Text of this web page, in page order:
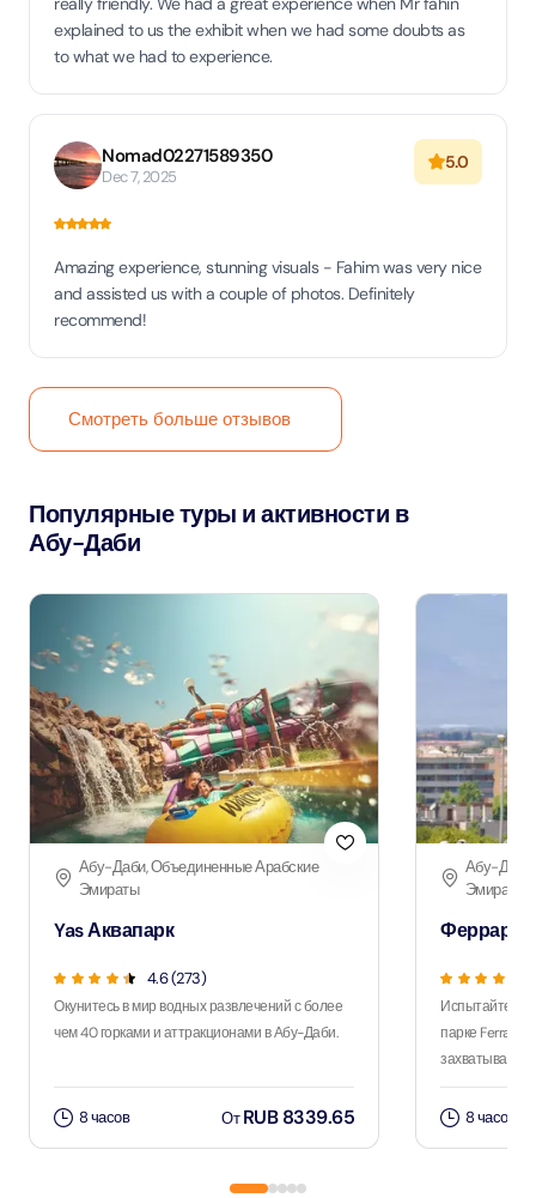
explained to us the exhibit when we had some doubts as
to what we had to experience.
Nomad02271589350
Dec 7, 2025
5.0
Amazing experience, stunning visuals - Fahim was very nice
and assisted us with a couple of photos. Definitely
recommend!
Смотреть больше отзывов
Популярные туры и активности в
Абу-Даби
Абу-Даби, Объединенные Арабские
Эмираты
Yas Аквапарк
4.6 (273)
Окунитесь в мир водных развлечений с более
чем 40 горками и аттракционами в Абу-Даби.
8 часов ОтRUB 8339.65
Абу-
Эмираты
Феррари
Испытайте
парке Ferrari с
8 часов